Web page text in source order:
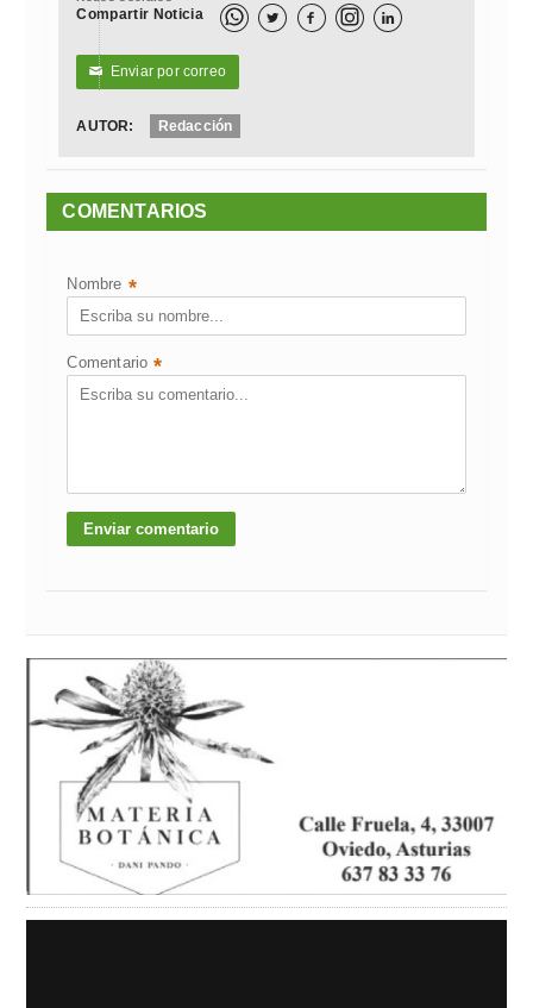
Compartir Noticia   
✉ Enviar por correo
AUTOR: Redacción
COMENTARIOS
Nombre *
Comentario *